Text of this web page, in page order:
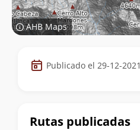
AHB Maps
Datos
de
cumbre
Publicado el 29-12-2021
Rutas publicadas